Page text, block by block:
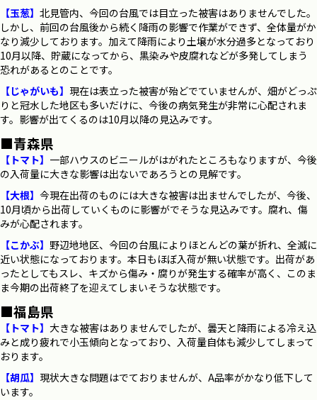
【玉葱】 北見管内、今回の台風では目立った被害はありませんでした。
しかし、前回の台風後から続く降雨の影響で作業ができず、全体量がか
なり減少しております。加えて降雨により土壌が水分過多となっており
10月以降、貯蔵になってから、黒染みや皮腐れなどが多発してしまう
恐れがあるとのことです。
【じゃがいも】 現在は表立った被害が殆どでていませんが、畑がどっぷ
りと冠水した地区も多いだけに、今後の病気発生が非常に心配されま
す。影響が出てくるのは10月以降の見込みです。
■青森県
【トマト】 一部ハウスのビニールがはがれたところもなりますが、今後
の入荷量に大きな影響は出ないであろうとの見解です。
【大根】 今現在出荷のものには大きな被害は出ませんでしたが、今後、
10月頃から出荷していくものに影響がでそうな見込みです。腐れ、傷
みが心配されます。
【こかぶ】 野辺地地区、今回の台風によりほとんどの葉が折れ、全滅に
近い状態になっております。本日もほぼ入荷が無い状態です。出荷があ
ったとしてもスレ、キズから傷み・腐りが発生する確率が高く、このま
ま今期の出荷終了を迎えてしまいそうな状態です。
■福島県
【トマト】 大きな被害はありませんでしたが、曇天と降雨による冷え込
みと成り疲れで小玉傾向となっており、入荷量自体も減少してしまって
おります。
【胡瓜】 現状大きな問題はでておりませんが、A品率がかなり低下して
います。